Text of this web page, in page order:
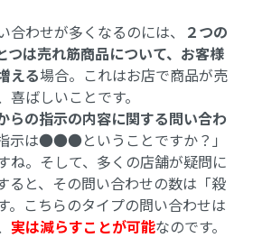
わせが多くなるのには、
２つの
つは売れ筋商品について、お客様
える場合。これはお店で商品が売
ばしいことです。
らの指示の内容に関する問い合わ
示は●●●ということですか？」
ね。そして、多くの店舗が疑問に
ると、その問い合わせの数は「殺
。こちらのタイプの問い合わせは
実は減らすことが可能なのです。